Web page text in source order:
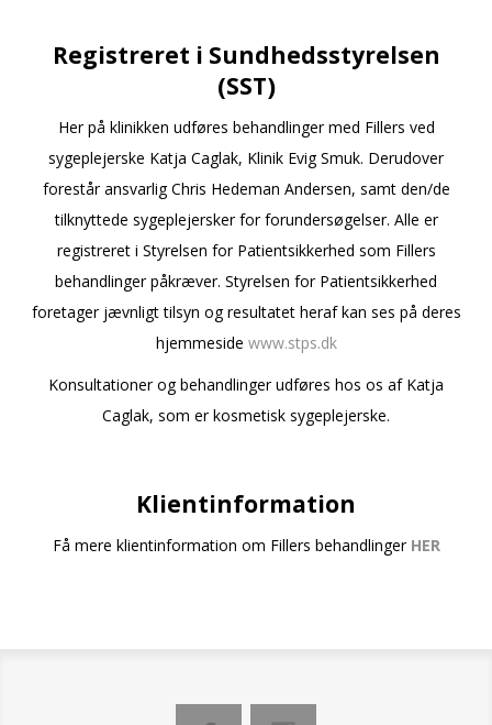
Registreret i Sundhedsstyrelsen
(SST)
Her på klinikken udføres behandlinger med Fillers ved
sygeplejerske Katja Caglak, Klinik Evig Smuk. Derudover
forestår ansvarlig Chris Hedeman Andersen, samt den/de
tilknyttede sygeplejersker for forundersøgelser. Alle er
registreret i Styrelsen for Patientsikkerhed som Fillers
behandlinger påkræver. Styrelsen for Patientsikkerhed
foretager jævnligt tilsyn og resultatet heraf kan ses på deres
hjemmeside www.stps.dk
Konsultationer og behandlinger udføres hos os af Katja
Caglak, som er kosmetisk sygeplejerske.
Klientinformation
Få mere klientinformation om Fillers behandlinger HER